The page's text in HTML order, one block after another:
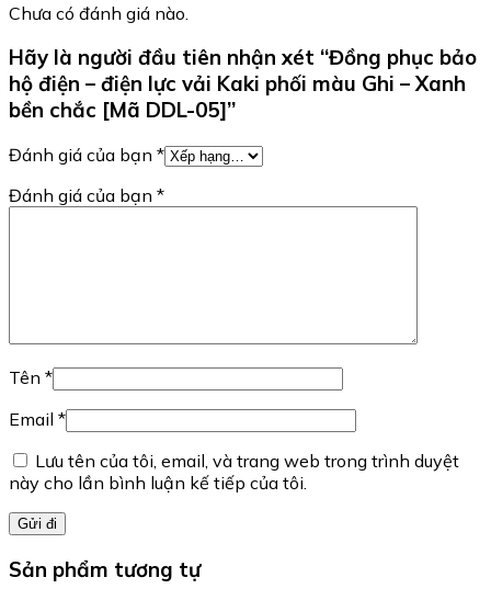
Chưa có đánh giá nào.
Hãy là người đầu tiên nhận xét “Đồng phục bảo
hộ điện – điện lực vải Kaki phối màu Ghi – Xanh
bền chắc [Mã DDL-05]”
Đánh giá của bạn *
Đánh giá của bạn *
Tên *
Email *
Lưu tên của tôi, email, và trang web trong trình duyệt
này cho lần bình luận kế tiếp của tôi.
Sản phẩm tương tự